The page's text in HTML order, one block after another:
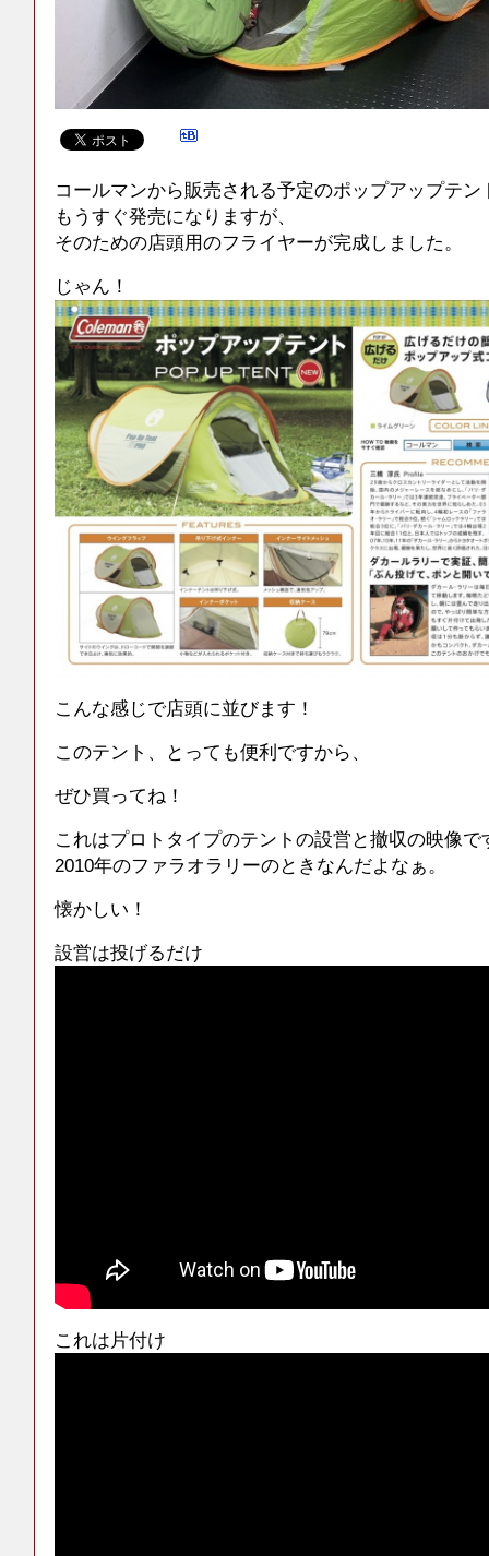
コールマンから販売される予定のポップアップテン
もうすぐ発売になりますが、
そのための店頭用のフライヤーが完成しました。
じゃん！
こんな感じで店頭に並びます！
このテント、とっても便利ですから、
ぜひ買ってね！
これはプロトタイプのテントの設営と撤収の映像で
2010年のファラオラリーのときなんだよなぁ。
懐かしい！
設営は投げるだけ
これは片付け